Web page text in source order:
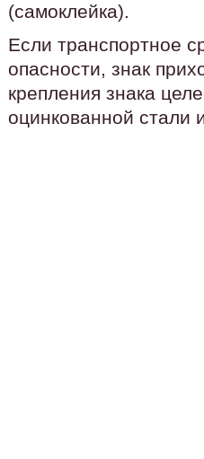
(самоклейка).
Если транспортное
опасности, знак
крепления знака
оцинкованной стали